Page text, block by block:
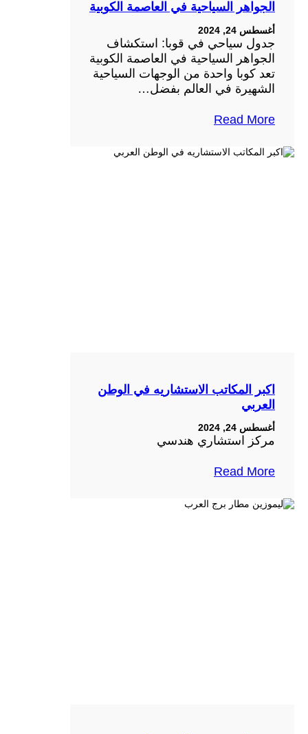
الجواهر السياحية في العاصمة الكوبية
أغسطس 24, 2024
جدول سياحي في قوبا: استكشاف
الجواهر السياحية في العاصمة الكوبية
تعد كوبا واحدة من الوجهات السياحية
الشهيرة في العالم بفضل…
Read More
اكبر المكاتب الاستشاريه في الوطن
العربي
أغسطس 24, 2024
مركز استشاري هندسي
Read More